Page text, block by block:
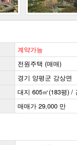
계약가능
전원주택 (매매)
경기 양평군 강상면
대지 605㎡(183평) /
매매가 29,000 만